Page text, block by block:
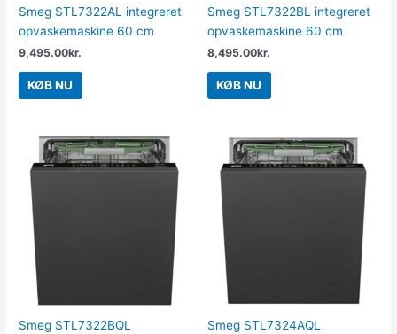
Smeg STL7322AL integreret
opvaskemaskine 60 cm
9,495.00kr.
KØB NU
Smeg STL7322BL integreret
opvaskemaskine 60 cm
8,495.00kr.
KØB NU
Smeg STL7322BQL
Smeg STL7324AQL